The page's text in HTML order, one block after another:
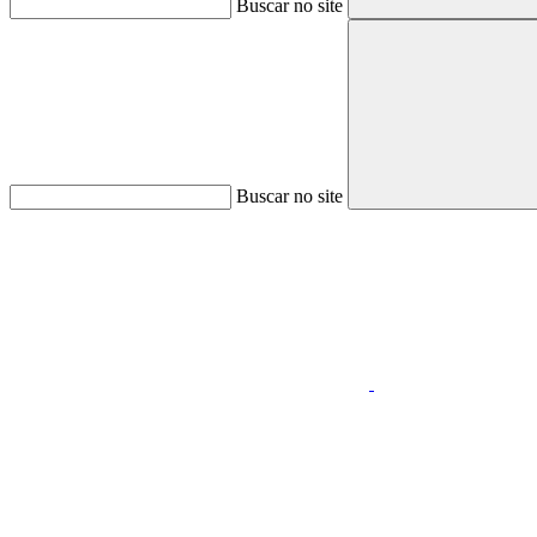
Buscar no site
Buscar no site